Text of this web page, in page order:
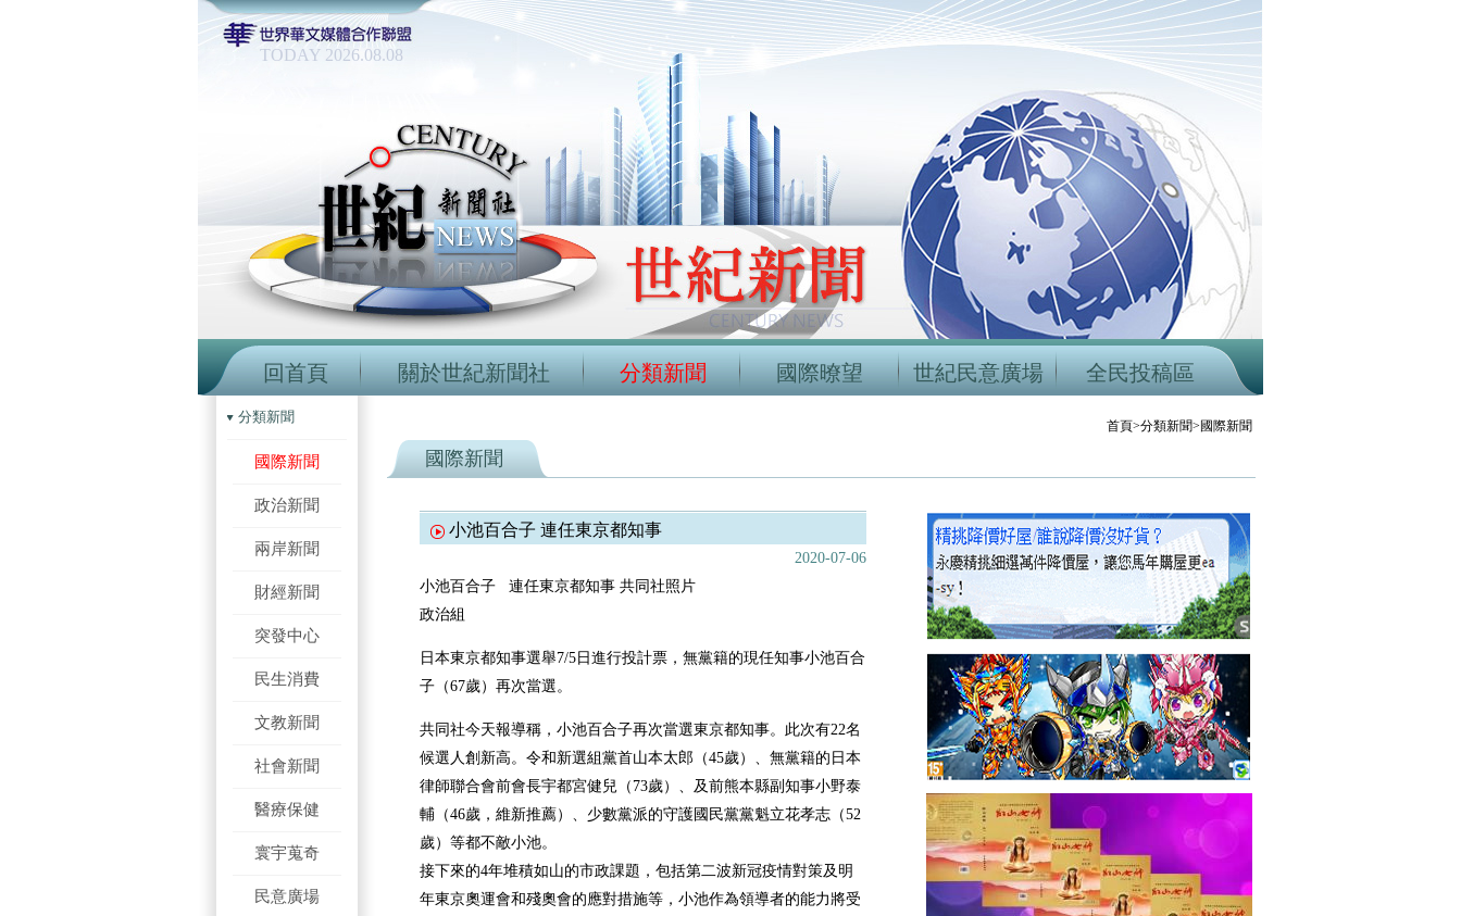
TODAY 2026.08.08
回首頁 關於世紀新聞社 分類新聞 國際暸望 世紀民意廣場 全民投稿區
分類新聞
國際新聞
政治新聞
兩岸新聞
財經新聞
突發中心
民生消費
文教新聞
社會新聞
醫療保健
寰宇蒐奇
民意廣場
首頁>分類新聞>國際新聞
國際新聞
小池百合子 連任東京都知事
2020-07-06
小池百合子 連任東京都知事 共同社照片
政治組
日本東京都知事選舉7/5日進行投計票，無黨籍的現任知事小池百合
子（67歲）再次當選。
共同社今天報導稱，小池百合子再次當選東京都知事。此次有22名
候選人創新高。令和新選組黨首山本太郎（45歲）、無黨籍的日本
律師聯合會前會長宇都宮健兒（73歲）、及前熊本縣副知事小野泰
輔（46歲，維新推薦）、少數黨派的守護國民黨黨魁立花孝志（52
歲）等都不敵小池。
接下來的4年堆積如山的市政課題，包括第二波新冠疫情對策及明
年東京奧運會和殘奧會的應對措施等，小池作為領導者的能力將受